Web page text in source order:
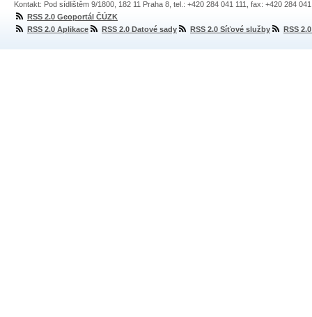
Kontakt: Pod sídlištěm 9/1800, 182 11 Praha 8, tel.: +420 284 041 111, fax: +420 284
RSS 2.0 Geoportál ČÚZK
RSS 2.0 Aplikace
RSS 2.0 Datové sady RSS 2.0 Síťové služby RSS